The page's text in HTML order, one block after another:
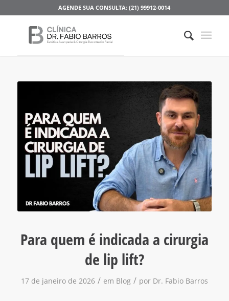
AGENDE SUA CONSULTA: (21) 99912-0014
Para quem é indicada a cirurgia
de lip lift?
17 de janeiro de 2026 / em Blog / por Dr. Fabio Barros